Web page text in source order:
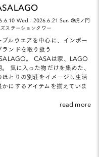
Wed - 2026.6.21 Sun @虎ノ門
ステーションタワー
ブルウエアを中心に、インポー
ランドを取り扱う
。 CASAは家、LAGO
。 気に入った物だけを集めた、
ほとりの別荘をイメージし生活
かにするアイテムを揃えていま
read more